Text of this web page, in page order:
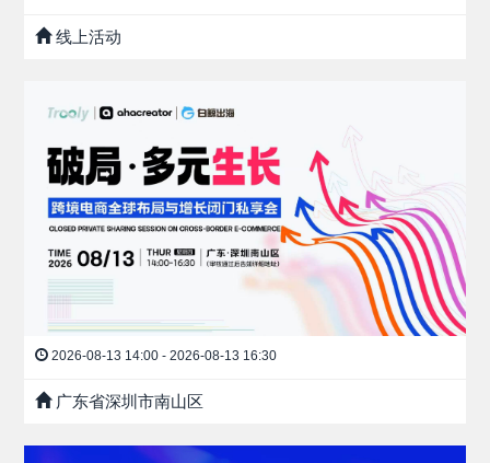
线上活动
2026-08-13 14:00 - 2026-08-13 16:30
广东省深圳市南山区